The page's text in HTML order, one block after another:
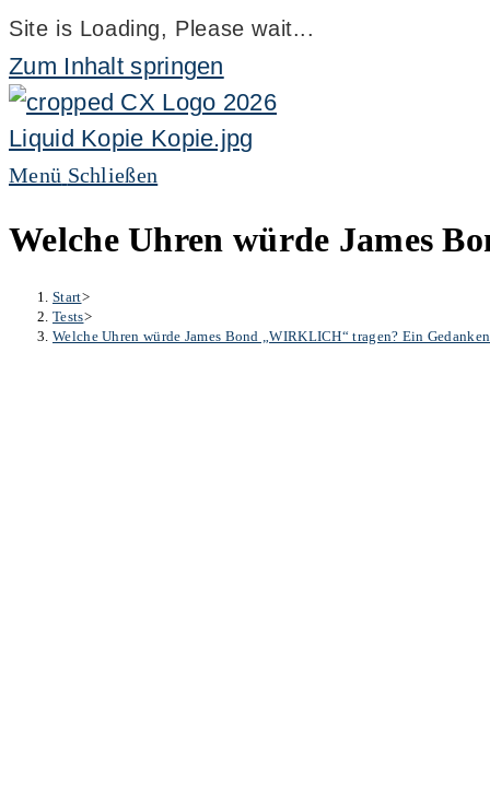
Site is Loading, Please wait...
Zum Inhalt springen
Menü Schließen
Welche Uhren würde James
Start>
Tests>
Welche Uhren würde James Bond „WIRKLICH“ tragen? Ein